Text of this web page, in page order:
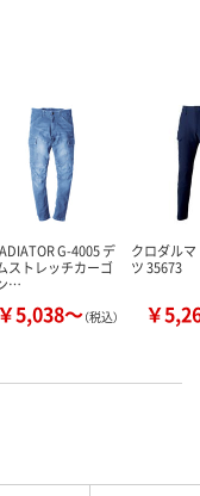
G-4005 デ
ストレッチカーゴ
…
￥5,038～（税込）
クロダル
ツ 35673
￥